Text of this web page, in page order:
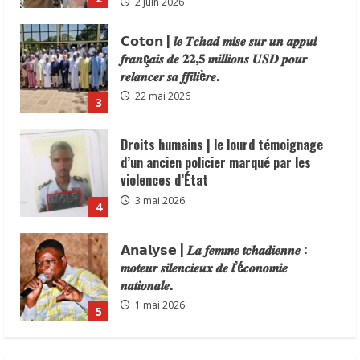
4
Droits humains | le lourd témoignage
d’un ancien policier marqué par les
violences d’État
3 mai 2026
5
𝗔𝗻𝗮𝗹𝘆𝘀𝗲 | 𝑳𝒂 𝒇𝒆𝒎𝒎𝒆 𝒕𝒄𝒉𝒂𝒅𝒊𝒆𝒏𝒏𝒆 :
𝒎𝒐𝒕𝒆𝒖𝒓 𝒔𝒊𝒍𝒆𝒏𝒄𝒊𝒆𝒖𝒙 𝒅𝒆 𝒍’é𝒄𝒐𝒏𝒐𝒎𝒊𝒆
𝒏𝒂𝒕𝒊𝒐𝒏𝒂𝒍𝒆.
1 mai 2026
1
distinction |Le Délégué Général du
Gouvernement auprès de la province du
Mayo-Kebbi Ouest, le Général
Abdelmanane Khatab, a reçu une
distinction du Consortium des Médias